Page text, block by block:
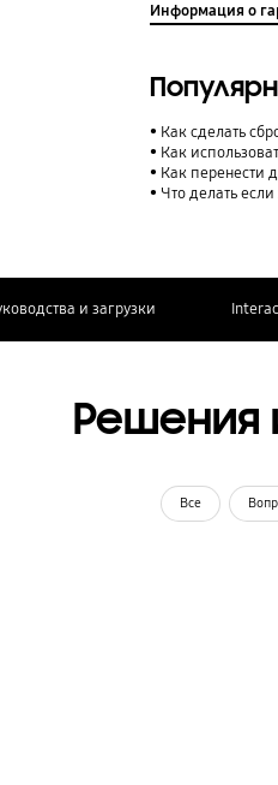
Информация о
Как сделать
Как
Как перенести
Что делать
и загрузки
Решения
Все